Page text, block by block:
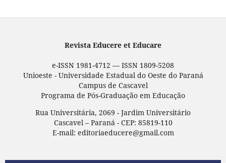
Revista Educere et Educare
e-ISSN 1981-4712 — ISSN 1809-5208
Unioeste - Universidade Estadual do Oeste do Paraná
Campus de Cascavel
Programa de Pós-Graduação em Educação
Rua Universitária, 2069 - Jardim Universitário
Cascavel – Paraná - CEP: 85819-110
E-mail: editoriaeducere@gmail.com